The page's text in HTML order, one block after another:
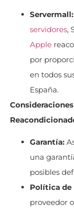
Servermall:
servidores,
Apple
por
en todos
España.
Garantía:
una
posibles
Política de
proveedor